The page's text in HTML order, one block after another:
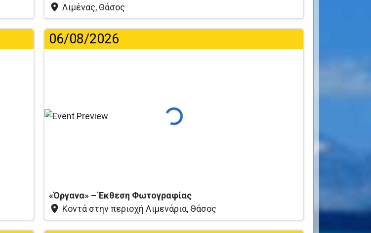
Λιμένας, Θάσος
06/08/2026
Φόρτωση...
«Όργανα» – Έκθεση Φωτογραφίας
Κοντά στην περιοχή Λιμενάρια, Θάσος